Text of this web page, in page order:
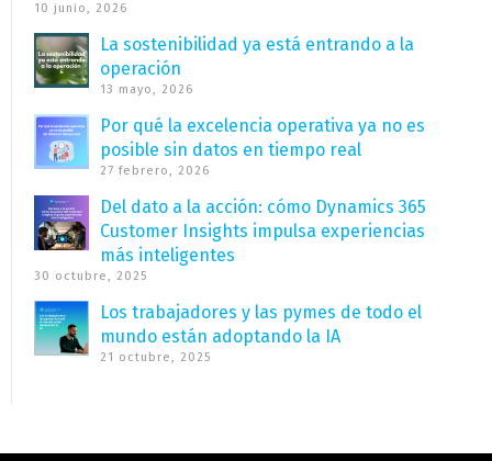
10 junio, 2026
La sostenibilidad ya está entrando a la
operación
13 mayo, 2026
Por qué la excelencia operativa ya no es
posible sin datos en tiempo real
27 febrero, 2026
Del dato a la acción: cómo Dynamics 365
Customer Insights impulsa experiencias
más inteligentes
30 octubre, 2025
Los trabajadores y las pymes de todo el
mundo están adoptando la IA
21 octubre, 2025